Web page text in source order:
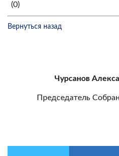
(0)
Вернуться назад
Чурсанов
Председатель